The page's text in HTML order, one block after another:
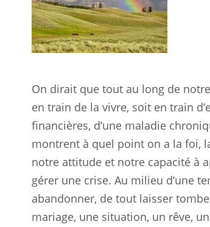
On dirait que tout au long de
en train de la vivre, soit en train
financières, d’une maladie
montrent à quel point on a la foi,
notre attitude et notre capacité à
gérer une crise. Au milieu d’une
abandonner, de tout laisser
mariage, une situation, un rêve,